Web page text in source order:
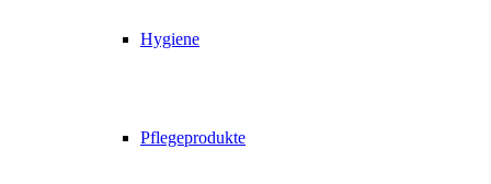
Hygiene
Pflegeprodukte